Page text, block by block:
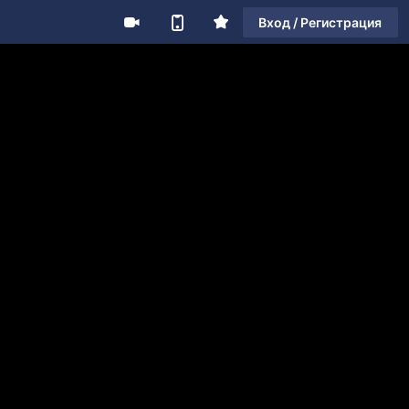
Вход / Регистрация